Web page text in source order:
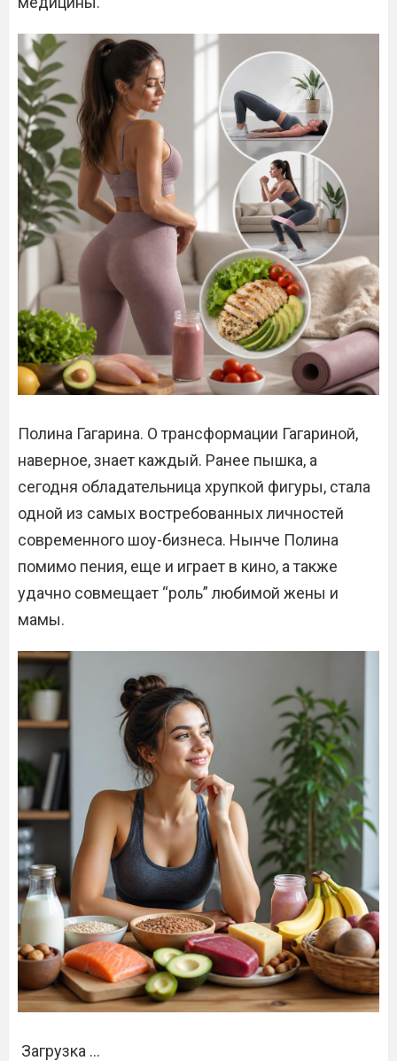
Полина Гагарина. О трансформации Гагариной,
наверное, знает каждый. Ранее пышка, а
сегодня обладательница хрупкой фигуры, стала
одной из самых востребованных личностей
современного шоу-бизнеса. Нынче Полина
помимо пения, еще и играет в кино, а также
удачно совмещает “роль” любимой жены и
мамы.
Загрузка …